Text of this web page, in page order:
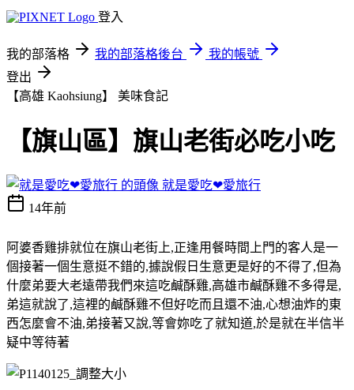
登入
我的部落格 我的部落格後台
我的帳號
登出
【高雄 Kaohsiung】 美味食記
【旗山區】旗山老街必吃小吃
就是愛吃❤愛旅行
14年前
阿婆香雞排就位在旗山老街上,正逢用餐時間上門的客人是一
個接著一個生意挺不錯的,據說假日生意更是好的不得了,但為
什麼弟要大老遠帶我們來這吃鹹酥雞,高雄市鹹酥雞不多得是,
弟這就說了,這裡的鹹酥雞不但好吃而且還不油,心想油炸的東
西怎麼會不油,弟接著又說,等會妳吃了就知道,於是就在半信半
疑中等待著